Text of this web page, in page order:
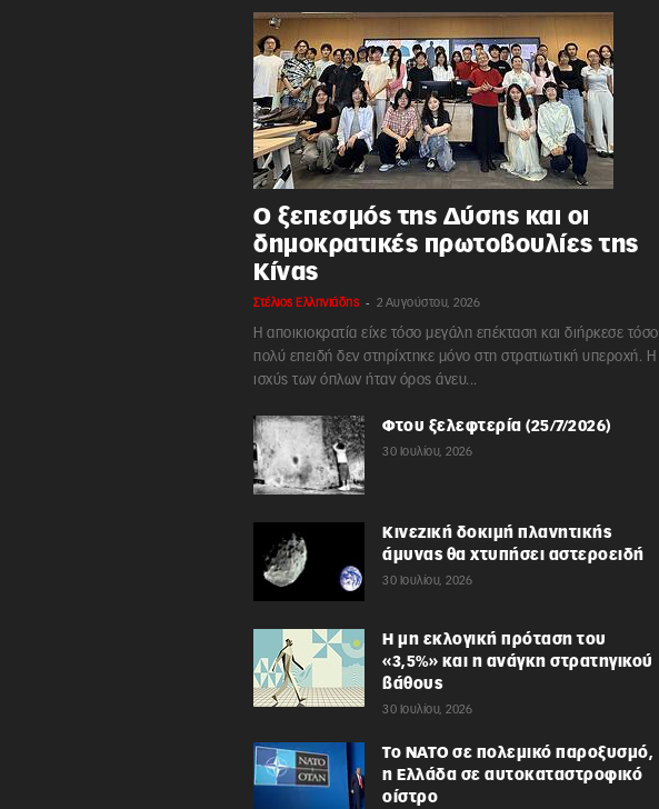
Ο ξεπεσμός της Δύσης και οι
δημοκρατικές πρωτοβουλίες της
Κίνας
Στέλιος Ελληνιάδης - 2 Αυγούστου, 2026
Η αποικιοκρατία είχε τόσο μεγάλη επέκταση και διήρκεσε τόσο
πολύ επειδή δεν στηρίχτηκε μόνο στη στρατιωτική υπεροχή. Η
ισχύς των όπλων ήταν όρος άνευ...
Φτου ξελεφτερία (25/7/2026)
30 Ιουλίου, 2026
Κινεζική δοκιμή πλανητικής
άμυνας θα χτυπήσει αστεροειδή
30 Ιουλίου, 2026
Η μη εκλογική πρόταση του
«3,5%» και η ανάγκη στρατηγικού
βάθους
30 Ιουλίου, 2026
Το ΝΑΤΟ σε πολεμικό παροξυσμό,
η Ελλάδα σε αυτοκαταστροφικό
οίστρο